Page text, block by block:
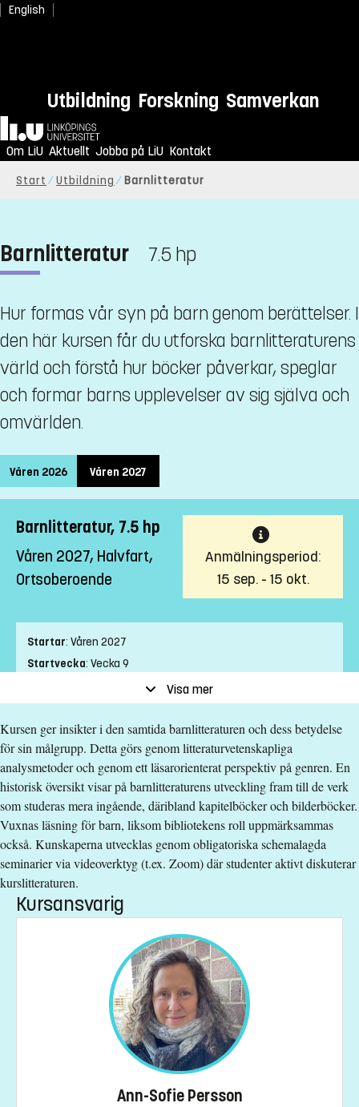
English
Utbildning Forskning Samverkan
Hem
Om LiU Aktuellt Jobba på LiU Kontakt
Start Utbildning Barnlitteratur
Barnlitteratur 7.5 hp
Hur formas vår syn på barn genom berättelser. I
den här kursen får du utforska barnlitteraturens
värld och förstå hur böcker påverkar, speglar
och formar barns upplevelser av sig själva och
omvärlden.
Våren 2026 Våren 2027
Barnlitteratur, 7.5 hp
Våren 2027, Halvfart,
Ortsoberoende
Anmälningsperiod:
15 sep. - 15 okt.
Startar: Våren 2027
Startvecka: Vecka 9
Ort:Ortsoberoende
Studietakt:Halvfart
Nivå:Grundnivå
Studieform:Distans
Undervisningstid :Blandad undervisningstid
Antal obligatoriska tillfällen:0
Undervisningsspråk :
Anmälningskod
LIU-4Z083
Antal platser
Särskilda förkunskapskrav
Grundläggande behörighet på grundnivå
Betyg (33%) högskoleprov (33%) akademiska poäng (33%)
Visa mer
Kursen ger insikter i den samtida barnlitteraturen och dess betydelse
för sin målgrupp. Detta görs genom litteraturvetenskapliga
analysmetoder och genom ett läsarorienterat perspektiv på genren. En
historisk översikt visar på barnlitteraturens utveckling fram till de verk
som studeras mera ingående, däribland kapitelböcker och bilderböcker.
Vuxnas läsning för barn, liksom bibliotekens roll uppmärksammas
också. Kunskaperna utvecklas genom obligatoriska schemalagda
seminarier via videoverktyg (t.ex. Zoom) där studenter aktivt diskuterar
kurslitteraturen.
Kursansvarig
Ann-Sofie Persson